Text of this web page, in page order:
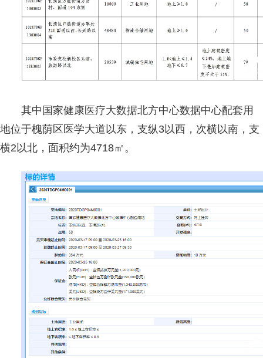
其中国家健康医疗大数据北方中心数据中心配套用
地位于槐荫区医学大道以东，支纵3以西，次横以南，支
横2以北，面积约为4718㎡。